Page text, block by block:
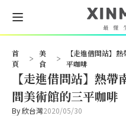
首
頁
>
美
食
>
【走進借問站】
平咖啡
【走進借問站】熱
間美術館的三平咖啡
By欣台灣2020/05/30